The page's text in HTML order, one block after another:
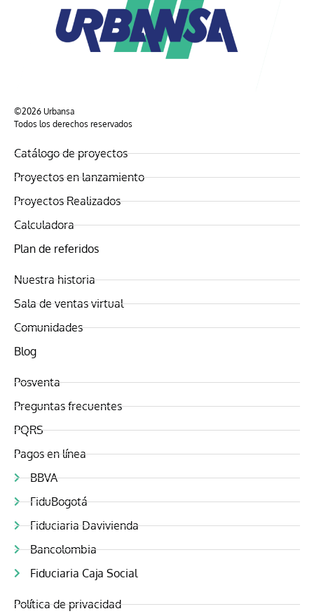
©2026 Urbansa
Todos los derechos reservados
Catálogo de proyectos
Proyectos en lanzamiento
Proyectos Realizados
Calculadora
Plan de referidos
Nuestra historia
Sala de ventas virtual
Comunidades
Blog
Posventa
Preguntas frecuentes
PQRS
Pagos en línea
BBVA
FiduBogotá
Fiduciaria Davivienda
Bancolombia
Fiduciaria Caja Social
Política de privacidad